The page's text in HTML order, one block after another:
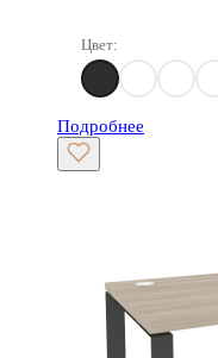
Цвет:
Денвер Светлый
Подробнее